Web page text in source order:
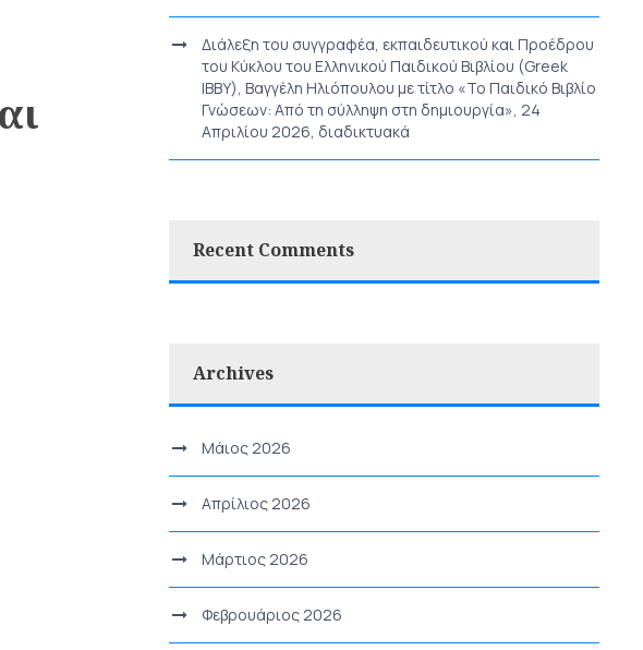
Διάλεξη του συγγραφέα, εκπαιδευτικού και Προέδρου
του Κύκλου του Ελληνικού Παιδικού Βιβλίου (Greek
IBBY), Βαγγέλη Ηλιόπουλου με τίτλο «Το Παιδικό Βιβλίο
Γνώσεων: Από τη σύλληψη στη δημιουργία», 24
Απριλίου 2026, διαδικτυακά
Recent Comments
Archives
Μάιος 2026
Απρίλιος 2026
Μάρτιος 2026
Φεβρουάριος 2026